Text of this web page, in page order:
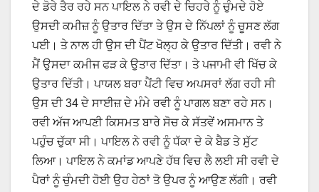
ਦੇ ਡੋਰੇ ਤੈਰ ਰਹੇ ਸਨ ਪਾਇਲ ਨੇ ਰਵੀ ਦੇ ਚਿਹਰੇ ਨੂੰ ਚੁੰਮਦੇ ਹੋਏ
ਉਸਦੀ ਕਮੀਜ਼ ਨੂੰ ਉਤਾਰ ਦਿੱਤਾ ਤੇ ਉਸ ਦੇ ਨਿੱਪਲਾਂ ਨੂੰ ਚੂਸਣ ਲੱਗ
ਪਈ। ਤੇ ਨਾਲ ਹੀ ਉਸ ਦੀ ਪੈਂਟ ਖੋਲ੍ਹ ਕੇ ਉਤਾਰ ਦਿੱਤੀ। ਰਵੀ ਨੇ
ਮੈਂ ਉਸਦਾ ਕਮੀਜ ਫੜ ਕੇ ਉਤਾਰ ਦਿੱਤਾ। ਤੇ ਪਜਾਮੀ ਵੀ ਖਿੱਚ ਕੇ
ਉਤਾਰ ਦਿੱਤੀ। ਪਾਯਲ ਬਰਾ ਪੈਂਟੀ ਵਿਚ ਅਪਸਰਾਂ ਲੱਗ ਰਹੀ ਸੀ
ਉਸ ਦੀ 34 ਦੇ ਸਾਈਜ਼ ਦੇ ਮੰਮੇ ਰਵੀ ਨੂੰ ਪਾਗਲ ਬਣਾ ਰਹੇ ਸਨ।
ਰਵੀ ਅੱਜ ਆਪਣੀ ਕਿਸਮਤ ਬਾਰੇ ਸੋਚ ਕੇ ਸੱਤਵੇਂ ਅਸਮਾਨ ਤੇ
ਪਹੁੰਚ ਚੁੱਕਾ ਸੀ। ਪਾਇਲ ਨੇ ਰਵੀ ਨੂੰ ਧੱਕਾ ਦੇ ਕੇ ਬੈਡ ਤੇ ਸੁੱਟ
ਲਿਆ। ਪਾਇਲ ਨੇ ਕਮਾਂਡ ਆਪਣੇ ਹੱਥ ਵਿਚ ਲੈ ਲਈ ਸੀ ਰਵੀ ਦੇ
ਪੈਰਾਂ ਨੂੰ ਚੁੰਮਦੀ ਹੋਈ ਉਹ ਹੇਠਾਂ ਤੋ ਉਪਰ ਨੂੰ ਆਉਣ ਲੱਗੀ। ਰਵੀ